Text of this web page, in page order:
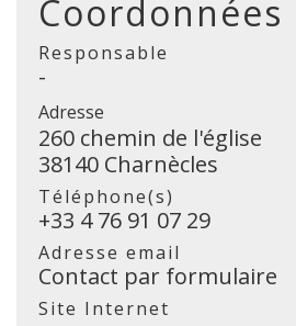
Responsable
-
Adresse
260 chemin de l'église
38140 Charnècles
Téléphone(s)
+33 4 76 91 07 29
Adresse email
Contact par formulaire
Site Internet